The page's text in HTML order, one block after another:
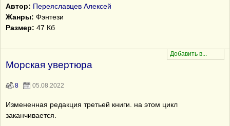
Автор: Переяславцев Алексей
Жанры: Фэнтези
Размер: 47 Кб
Морская увертюра
8 05.08.2022
Измененная редакция третьей книги. на этом цикл
заканчивается.